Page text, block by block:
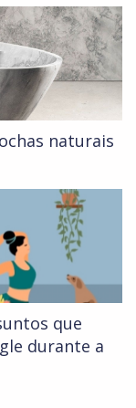
naturais
que
durante a